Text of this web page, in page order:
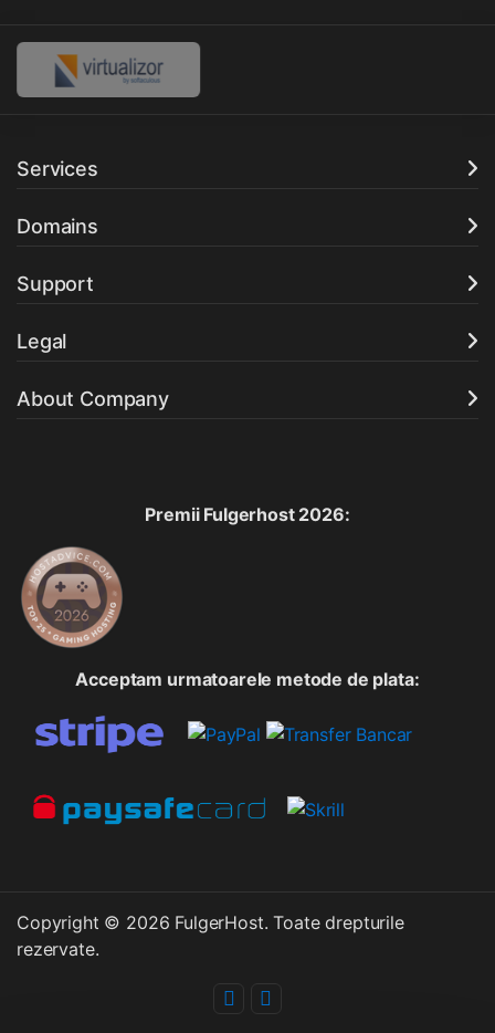
Services
Domains
Support
Legal
About Company
Premii Fulgerhost 2026:
Acceptam urmatoarele metode de plata:
Copyright © 2026 FulgerHost. Toate drepturile
rezervate.